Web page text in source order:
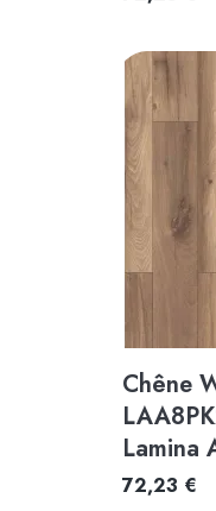
Chêne
Lamina
72,23 €